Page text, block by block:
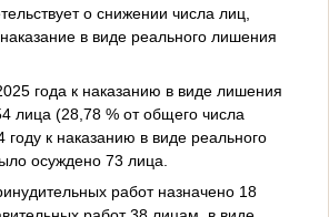
о снижении числа лиц,
в виде реального лишения
года к наказанию в виде лишения
лица (28,78 % от общего числа
к наказанию в виде реального
осуждено 73 лица.
работ назначено 18